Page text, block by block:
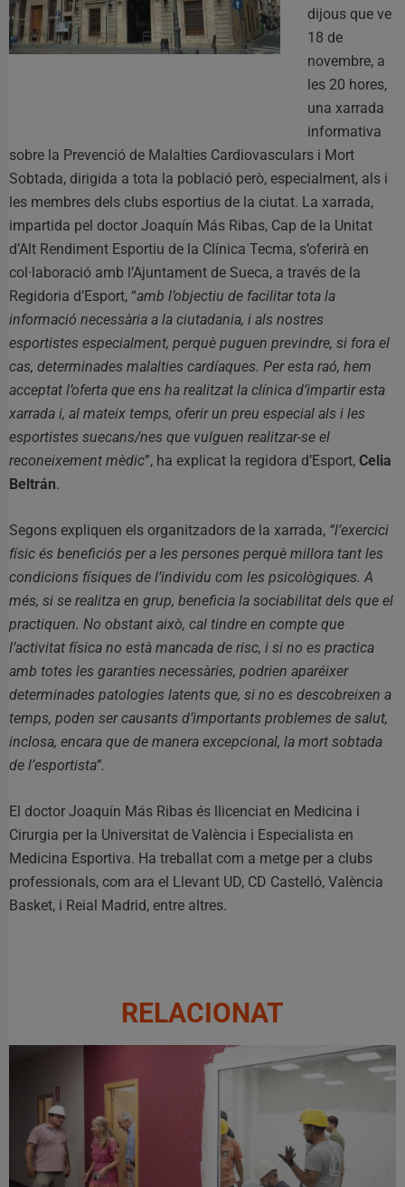
dijous que ve
18 de
novembre, a
les 20 hores,
una xarrada
informativa
sobre la Prevenció de Malalties Cardiovasculars i Mort
Sobtada, dirigida a tota la població però, especialment, als i
les membres dels clubs esportius de la ciutat. La xarrada,
impartida pel doctor Joaquín Más Ribas, Cap de la Unitat
d’Alt Rendiment Esportiu de la Clínica Tecma, s’oferirà en
col·laboració amb l’Ajuntament de Sueca, a través de la
Regidoria d’Esport, “amb l’objectiu de facilitar tota la
informació necessària a la ciutadania, i als nostres
esportistes especialment, perquè puguen previndre, si fora el
cas, determinades malalties cardíaques. Per esta raó, hem
acceptat l’oferta que ens ha realitzat la clínica d’impartir esta
xarrada i, al mateix temps, oferir un preu especial als i les
esportistes suecans/nes que vulguen realitzar-se el
reconeixement mèdic”, ha explicat la regidora d’Esport, Celia
Beltrán.
Segons expliquen els organitzadors de la xarrada, “l’exercici
físic és beneficiós per a les persones perquè millora tant les
condicions físiques de l’individu com les psicològiques. A
més, si se realitza en grup, beneficia la sociabilitat dels que el
practiquen. No obstant això, cal tindre en compte que
l’activitat física no està mancada de risc, i si no es practica
amb totes les garanties necessàries, podrien aparéixer
determinades patologies latents que, si no es descobreixen a
temps, poden ser causants d’importants problemes de salut,
inclosa, encara que de manera excepcional, la mort sobtada
de l’esportista”.
El doctor Joaquín Más Ribas és llicenciat en Medicina i
Cirurgia per la Universitat de València i Especialista en
Medicina Esportiva. Ha treballat com a metge per a clubs
professionals, com ara el Llevant UD, CD Castelló, València
Basket, i Reial Madrid, entre altres.
RELACIONAT